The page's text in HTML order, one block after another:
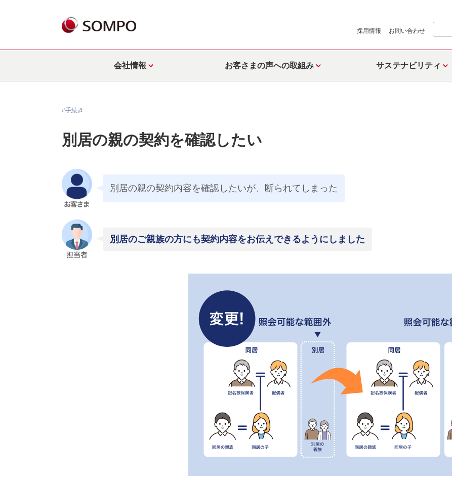
会社情報 お客さまの声への取組み サステナビリティ
採用情報 お問い合わせ
#手続き
別居の親の契約を確認したい
別居の親の契約内容を確認したいが、断られてしまった
別居のご親族の方にも契約内容をお伝えできるようにしました